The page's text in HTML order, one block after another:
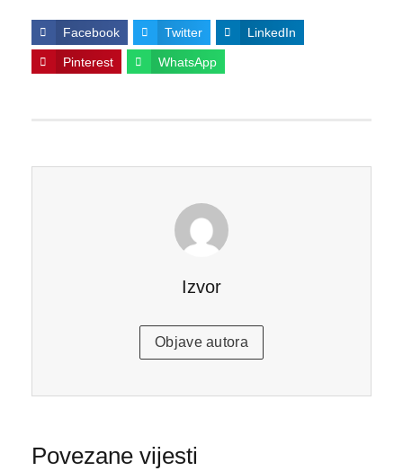
Facebook Twitter LinkedIn
Pinterest WhatsApp
Izvor
Objave autora
Povezane vijesti